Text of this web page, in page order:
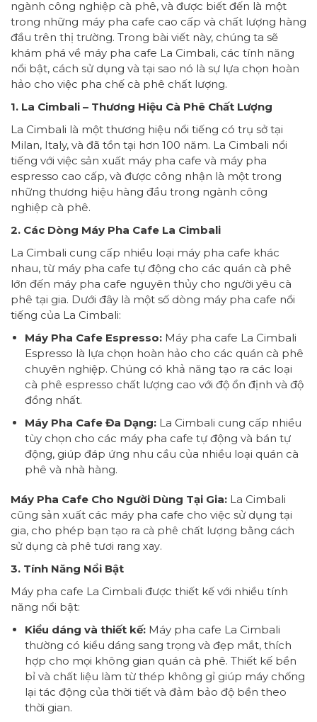
ngành công nghiệp cà phê, và được biết đến là một
trong những máy pha cafe cao cấp và chất lượng hàng
đầu trên thị trường. Trong bài viết này, chúng ta sẽ
khám phá về máy pha cafe La Cimbali, các tính năng
nổi bật, cách sử dụng và tại sao nó là sự lựa chọn hoàn
hảo cho việc pha chế cà phê chất lượng.
1. La Cimbali – Thương Hiệu Cà Phê Chất Lượng
La Cimbali là một thương hiệu nổi tiếng có trụ sở tại
Milan, Italy, và đã tồn tại hơn 100 năm. La Cimbali nổi
tiếng với việc sản xuất máy pha cafe và máy pha
espresso cao cấp, và được công nhận là một trong
những thương hiệu hàng đầu trong ngành công
nghiệp cà phê.
2. Các Dòng Máy Pha Cafe La Cimbali
La Cimbali cung cấp nhiều loại máy pha cafe khác
nhau, từ máy pha cafe tự động cho các quán cà phê
lớn đến máy pha cafe nguyên thủy cho người yêu cà
phê tại gia. Dưới đây là một số dòng máy pha cafe nổi
tiếng của La Cimbali:
Máy Pha Cafe Espresso:Máy pha cafe La Cimbali
Espresso là lựa chọn hoàn hảo cho các quán cà phê
chuyên nghiệp. Chúng có khả năng tạo ra các loại
cà phê espresso chất lượng cao với độ ổn định và độ
đồng nhất.
Máy Pha Cafe Đa Dạng:La Cimbali cung cấp nhiều
tùy chọn cho các máy pha cafe tự động và bán tự
động, giúp đáp ứng nhu cầu của nhiều loại quán cà
phê và nhà hàng.
Máy Pha Cafe Cho Người Dùng Tại Gia: La Cimbali
cũng sản xuất các máy pha cafe cho việc sử dụng tại
gia, cho phép bạn tạo ra cà phê chất lượng bằng cách
sử dụng cà phê tươi rang xay.
3. Tính Năng Nổi Bật
Máy pha cafe La Cimbali được thiết kế với nhiều tính
năng nổi bật:
Kiểu dáng và thiết kế:Máy pha cafe La Cimbali
thường có kiểu dáng sang trọng và đẹp mắt, thích
hợp cho mọi không gian quán cà phê. Thiết kế bền
bỉ và chất liệu làm từ thép không gỉ giúp máy chống
lại tác động của thời tiết và đảm bảo độ bền theo
thời gian.